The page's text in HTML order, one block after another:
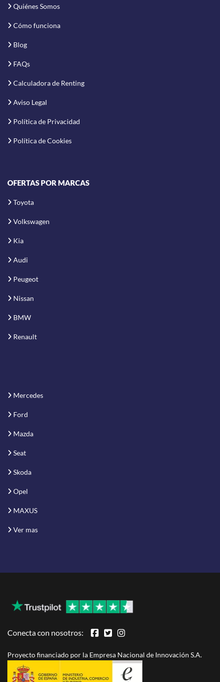
Quiénes Somos
Cómo funciona
Blog
FAQs
Calculadora de Renting
Aviso Legal
Política de Privacidad
Política de Cookies
OFERTAS POR MARCAS
Toyota
Volkswagen
Kia
Audi
Peugeot
Nissan
BMW
Renault
Mercedes
Ford
Mazda
Seat
Skoda
Opel
MAXUS
Ver mas
Conecta con nosotros:
Proyecto financiado por la Empresa Nacional de Innovación S.A.